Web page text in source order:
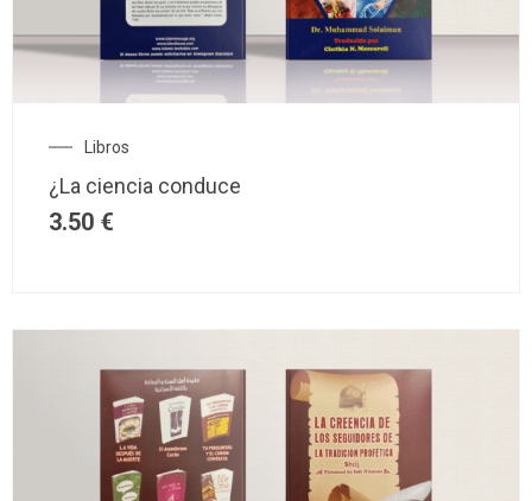
Libros
¿La ciencia conduce
3.50 €